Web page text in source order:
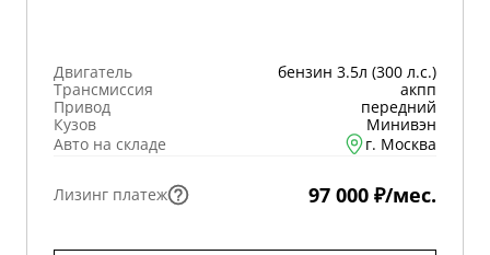
Двигатель
бензин 3.5л (300 л.с.)
Трансмиссия
акпп
Привод
передний
Кузов
Минивэн
Авто на складе
г. Москва
Лизинг платеж 97 000 ₽/мес.